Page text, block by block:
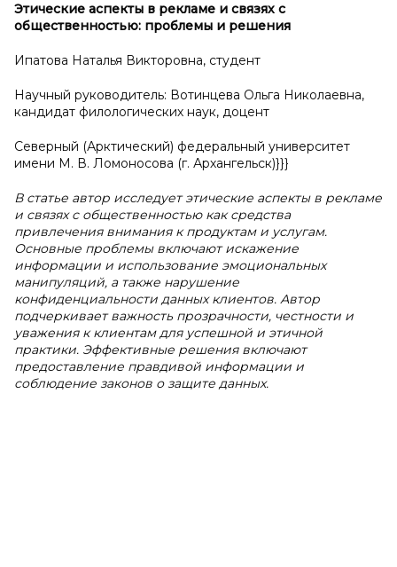
Этические аспекты в рекламе и связях с
общественностью: проблемы и решения
Ипатова Наталья Викторовна, студент
Научный руководитель: Вотинцева Ольга Николаевна,
кандидат филологических наук, доцент
Северный (Арктический) федеральный университет
имени М. В. Ломоносова (г. Архангельск)}}}
В статье автор исследует этические аспекты в рекламе
и связях с общественностью как средства
привлечения внимания к продуктам и услугам.
Основные проблемы включают искажение
информации и использование эмоциональных
манипуляций, а также нарушение
конфиденциальности данных клиентов. Автор
подчеркивает важность прозрачности, честности и
уважения к клиентам для успешной и этичной
практики. Эффективные решения включают
предоставление правдивой информации и
соблюдение законов о защите данных.